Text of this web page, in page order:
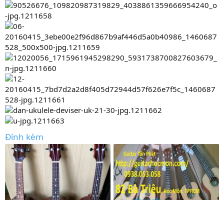
Đính kèm